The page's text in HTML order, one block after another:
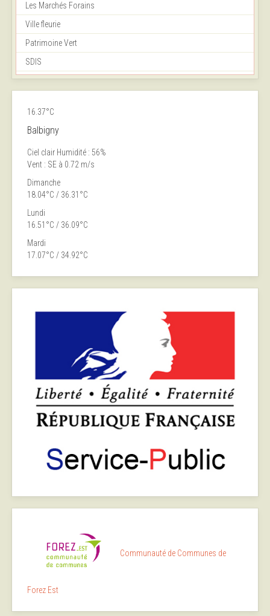
Les Marchés Forains
Ville fleurie
Patrimoine Vert
SDIS
16.37°C
Balbigny
Ciel clair Humidité : 56%
Vent : SE à 0.72 m/s
Dimanche
18.04°C / 36.31°C
Lundi
16.51°C / 36.09°C
Mardi
17.07°C / 34.92°C
Communauté de Communes de
Forez Est